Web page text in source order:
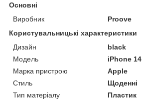
Основні
Виробник
Proove
Користувальницькі характеристики
Дизайн
black
Мoдель
iPhone 14
Марка пристрою
Apple
Стиль
Щоденні
Тип матеріалу
Пластик